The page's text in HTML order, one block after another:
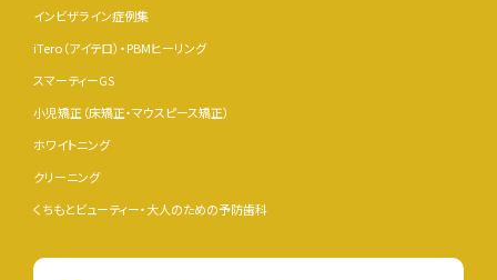
インビザライン症例集
iTero（アイテロ）・PBMヒーリング
スマーティーGS
小児矯正（床矯正・マウスピース矯正）
ホワイトニング
クリーニング
くちもとビューティー・大人のための予防歯科